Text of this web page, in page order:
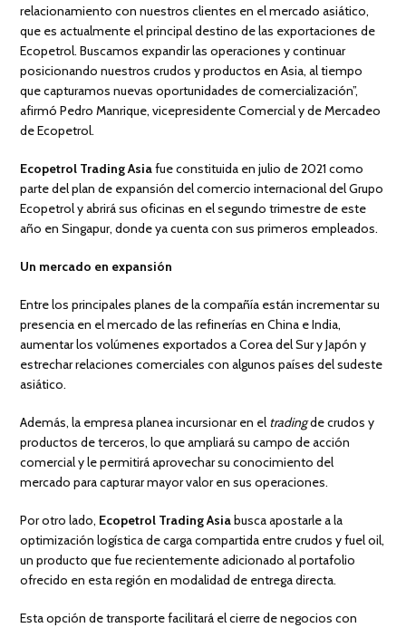
relacionamiento con nuestros clientes en el mercado asiático,
que es actualmente el principal destino de las exportaciones de
Ecopetrol. Buscamos expandir las operaciones y continuar
posicionando nuestros crudos y productos en Asia, al tiempo
que capturamos nuevas oportunidades de comercialización”,
afirmó Pedro Manrique, vicepresidente Comercial y de Mercadeo
de Ecopetrol.
Ecopetrol Trading Asiafue constituida en julio de 2021 como
parte del plan de expansión del comercio internacional del Grupo
Ecopetrol y abrirá sus oficinas en el segundo trimestre de este
año en Singapur, donde ya cuenta con sus primeros empleados.
Un mercado en expansión
Entre los principales planes de la compañía están incrementar su
presencia en el mercado de las refinerías en China e India,
aumentar los volúmenes exportados a Corea del Sur y Japón y
estrechar relaciones comerciales con algunos países del sudeste
asiático.
Además, la empresa planea incursionar en el tradingde crudos y
productos de terceros, lo que ampliará su campo de acción
comercial y le permitirá aprovechar su conocimiento del
mercado para capturar mayor valor en sus operaciones.
Por otro lado, Ecopetrol Trading Asiabusca apostarle a la
optimización logística de carga compartida entre crudos y fuel oil,
un producto que fue recientemente adicionado al portafolio
ofrecido en esta región en modalidad de entrega directa.
Esta opción de transporte facilitará el cierre de negocios con